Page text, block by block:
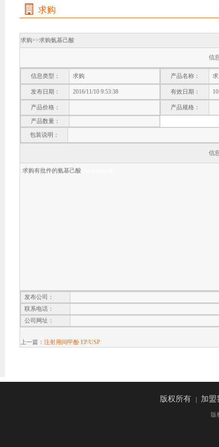
求购
求购>>求购氨基己酸
信
信息类型： 求购 产品名称：
发布日期： 2016/11/10 9:53:38 有效日期：
产品价格：
产品规格：
产品数量：
包装说明：
信
求购有批件的氨基己酸
发布公司：
联系电话：
公司网址：
上一篇：注射用间甲酚 EP/USP
版权所有 加
版